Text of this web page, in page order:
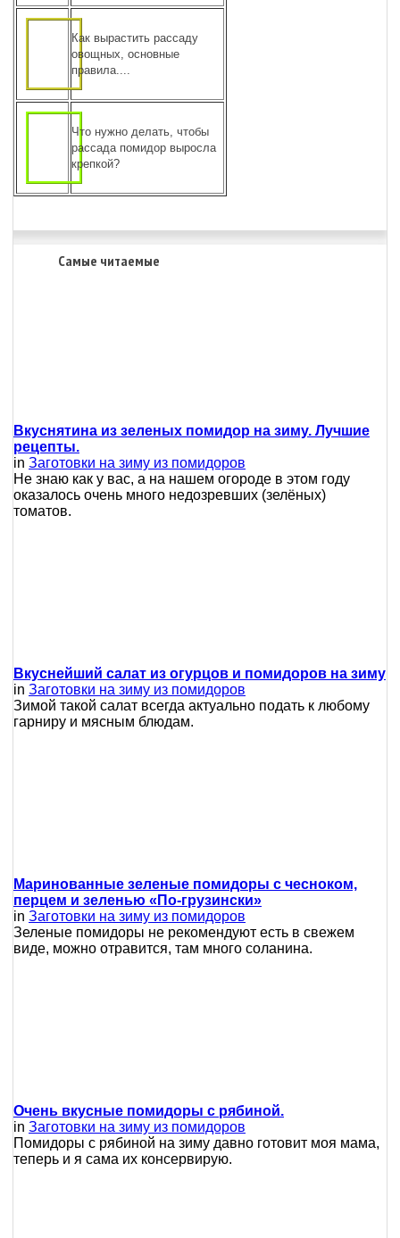
Как вырастить рассаду
овощных, основные
правила....
Что нужно делать, чтобы
рассада помидор выросла
крепкой?
Самые читаемые
Вкуснятина из зеленых помидор на зиму. Лучшие
рецепты.
in Заготовки на зиму из помидоров
Не знаю как у вас, а на нашем огороде в этом году
оказалось очень много недозревших (зелёных)
томатов.
Вкуснейший салат из огурцов и помидоров на зиму
in Заготовки на зиму из помидоров
Зимой такой салат всегда актуально подать к любому
гарниру и мясным блюдам.
Маринованные зеленые помидоры с чесноком,
перцем и зеленью «По-грузински»
in Заготовки на зиму из помидоров
Зеленые помидоры не рекомендуют есть в свежем
виде, можно отравится, там много соланина.
Очень вкусные помидоры с рябиной.
in Заготовки на зиму из помидоров
Помидоры с рябиной на зиму давно готовит моя мама,
теперь и я сама их консервирую.